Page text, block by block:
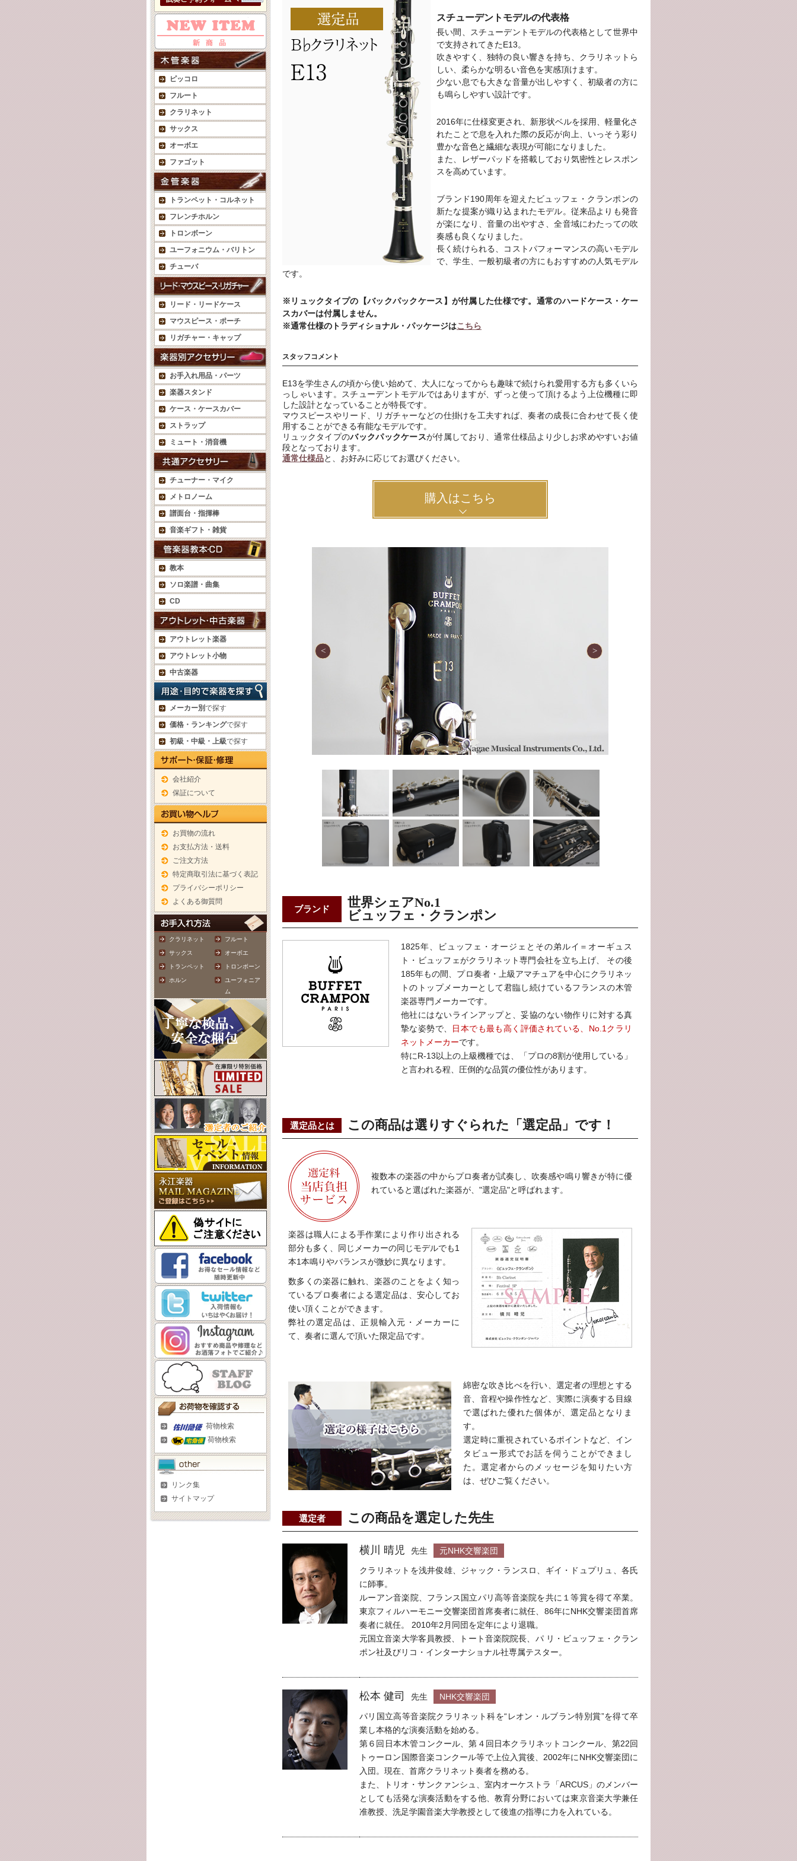
ピッコロ
フルート
クラリネット
サックス
オーボエ
ファゴット
トランペット・コルネット
フレンチホルン
トロンボーン
ユーフォニウム・バリトン
チューバ
リード・リードケース
マウスピース・ポーチ
リガチャー・キャップ
お手入れ用品・パーツ
楽器スタンド
ケース・ケースカバー
ストラップ
ミュート・消音機
チューナー・マイク
メトロノーム
譜面台・指揮棒
音楽ギフト・雑貨
教本
ソロ楽譜・曲集
CD
アウトレット楽器
アウトレット小物
中古楽器
メーカー別で探す
価格・ランキングで探す
初級・中級・上級で探す
会社紹介
保証について
お買物の流れ
お支払方法・送料
ご注文方法
特定商取引法に基づく表記
プライバシーポリシー
よくある御質問
クラリネット フルート
サックス オーボエ
トランペット トロンボーン
ホルン
ユーフォニア
ム
荷物検索
荷物検索
リンク集
サイトマップ
スチューデントモデルの代表格
長い間、スチューデントモデルの代表格として世界中
で支持されてきたE13。
吹きやすく、独特の良い響きを持ち、クラリネットら
しい、柔らかな明るい音色を実感頂けます。
少ない息でも大きな音量が出しやすく、初級者の方に
も鳴らしやすい設計です。
2016年に仕様変更され、新形状ベルを採用、軽量化さ
れたことで息を入れた際の反応が向上、いっそう彩り
豊かな音色と繊細な表現が可能になりました。
また、レザーパッドを搭載しており気密性とレスポン
スを高めています。
ブランド190周年を迎えたビュッフェ・クランポンの
新たな提案が織り込まれたモデル。従来品よりも発音
が楽になり、音量の出やすさ、全音域にわたっての吹
奏感も良くなりました。
長く続けられる、コストパフォーマンスの高いモデル
で、学生、一般初級者の方にもおすすめの人気モデル
です。
※リュックタイプの【バックパックケース】が付属した仕様です。通常のハードケース・ケー
スカバーは付属しません。
※通常仕様のトラディショナル・パッケージはこちら
スタッフコメント
E13を学生さんの頃から使い始めて、大人になってからも趣味で続けられ愛用する方も多くいら
っしゃいます。スチューデントモデルではありますが、ずっと使って頂けるよう上位機種に即
した設計となっていることが特長です。
マウスピースやリード、リガチャーなどの仕掛けを工夫すれば、奏者の成長に合わせて長く使
用することができる有能なモデルです。
リュックタイプのバックパックケースが付属しており、通常仕様品より少しお求めやすいお値
段となっております。
通常仕様品と、お好みに応じてお選びください。
購入はこちら
ブランド
世界シェアNo.1
ビュッフェ・クランポン
1825年、ビュッフェ・オージェとその弟ルイ＝オーギュス
ト・ビュッフェがクラリネット専門会社を立ち上げ、 その後
185年もの間、プロ奏者・上級アマチュアを中心にクラリネッ
トのトップメーカーとして君臨し続けているフランスの木管
楽器専門メーカーです。
他社にはないラインアップと、妥協のない物作りに対する真
摯な姿勢で、 日本でも最も高く評価されている、No.1クラリ
ネットメーカーです。
特にR-13以上の上級機種では、「プロの8割が使用している」
と言われる程、圧倒的な品質の優位性があります。
選定品とは この商品は選りすぐられた「選定品」です！
複数本の楽器の中からプロ奏者が試奏し、吹奏感や鳴り響きが特に優
れていると選ばれた楽器が、"選定品"と呼ばれます。
楽器は職人による手作業により作り出される
部分も多く、同じメーカーの同じモデルでも1
本1本鳴りやバランスが微妙に異なります。
数多くの楽器に触れ、楽器のことをよく知っ
ているプロ奏者による選定品は、安心してお
使い頂くことができます。
弊社の選定品は、正規輸入元・メーカーに
て、奏者に選んで頂いた限定品です。
綿密な吹き比べを行い、選定者の理想とする
音、音程や操作性など、実際に演奏する目線
で選ばれた優れた個体が、選定品となりま
す。
選定時に重視されているポイントなど、イン
タビュー形式でお話を伺うことができまし
た。選定者からのメッセージを知りたい方
は、ぜひご覧ください。
選定者 この商品を選定した先生
横川 晴児 先生 元NHK交響楽団
クラリネットを浅井俊雄、ジャック・ランスロ、ギイ・ドュプリュ、各氏
に師事。
ルーアン音楽院、フランス国立パリ高等音楽院を共に１等賞を得て卒業。
東京フィルハーモニー交響楽団首席奏者に就任、86年にNHK交響楽団首席
奏者に就任。 2010年2月同団を定年により退職。
元国立音楽大学客員教授、トート音楽院院長、パ リ・ビュッフェ・クラン
ポン社及びリコ・インターナショナル社専属テスター。
松本 健司 先生 NHK交響楽団
パリ国立高等音楽院クラリネット科を“レオン・ルブラン特別賞”を得て卒
業し本格的な演奏活動を始める。
第６回日本木管コンクール、第４回日本クラリネットコンクール、第22回
トゥーロン国際音楽コンクール等で上位入賞後、2002年にNHK交響楽団に
入団。現在、首席クラリネット奏者を務める。
また、トリオ・サンクァンシュ、室内オーケストラ「ARCUS」のメンバー
としても活発な演奏活動をする他、教育分野においては東京音楽大学兼任
准教授、洗足学園音楽大学教授として後進の指導に力を入れている。